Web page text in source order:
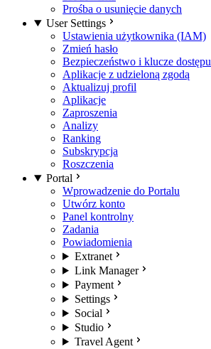
Prośba o usunięcie danych
User Settings
Ustawienia użytkownika (IAM)
Zmień hasło
Bezpieczeństwo i klucze dostępu
Aplikacje z udzieloną zgodą
Aktualizuj profil
Aplikacje
Zaproszenia
Analizy
Ranking
Subskrypcja
Roszczenia
Portal
Wprowadzenie do Portalu
Utwórz konto
Panel kontrolny
Zadania
Powiadomienia
Extranet
Link Manager
Payment
Settings
Social
Studio
Travel Agent